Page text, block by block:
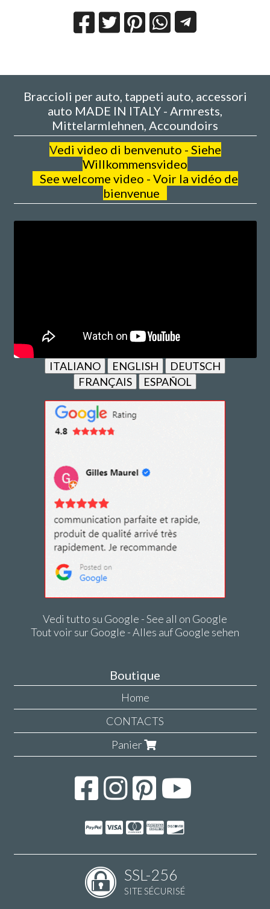
Braccioli per auto, tappeti auto, accessori
auto MADE IN ITALY - Armrests,
Mittelarmlehnen, Accoundoirs
Vedi video di benvenuto - Siehe
Willkommensvideo
See welcome video - Voir la vidéo de
bienvenue
ITALIANO ENGLISH
DEUTSCH
FRANÇAIS
ESPAÑOL
Vedi tutto su Google - See all on Google
Tout voir sur Google - Alles auf Google sehen
Boutique
Home
CONTACTS
Panier
SSL-256
SITE SÉCURISÉ